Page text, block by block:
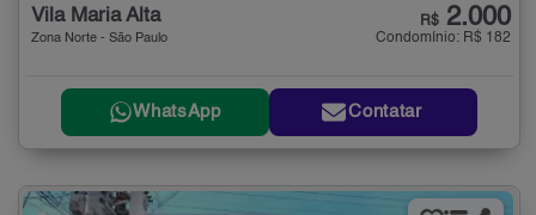
Vila Maria Alta
Zona Norte - São Paulo
R$ 2.000
Condomínio: R$ 182
WhatsApp Contatar